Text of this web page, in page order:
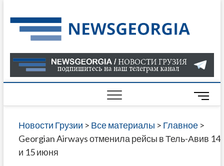
to
content
О
В
ГРУЗИИ
САЙТЕ
M
e
n
u
Новости Грузии > Все материалы > Главное>
Georgian Airways отменила рейсы в Тель-Авив 14
и 15 июня